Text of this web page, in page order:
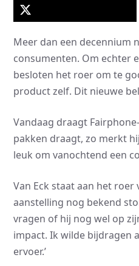
Meer dan een decennium
consumenten. Om echter
besloten het roer om te
product zelf. Dit nieuwe
Vandaag draagt
pakken draagt, zo merkt
leuk om vanochtend een
Van Eck staat aan het roer
aanstelling nog bekend
vragen of hij nog wel op
impact. Ik wilde bijdragen
ervoer.’